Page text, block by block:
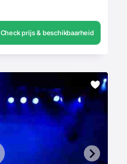
Check prijs & beschikbaarheid